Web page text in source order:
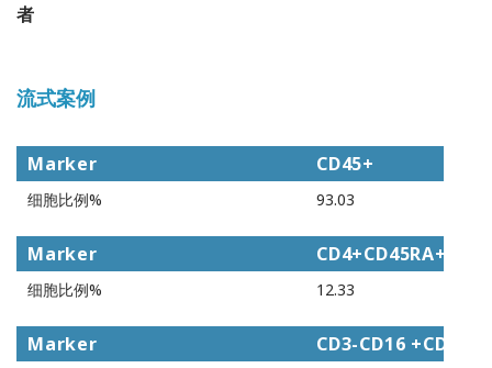
者
流式案例
Marker CD45+
细胞比例% 93.03
Marker CD4+CD45RA+
细胞比例% 12.33
Marker CD3-CD16